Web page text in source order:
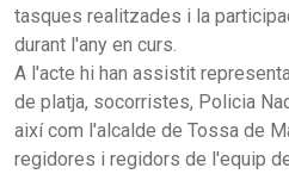
tasques realitzades i la
durant l'any en curs.
A l'acte hi han assistit
de platja, socorristes, Policia
així com l'alcalde de Tossa de
regidores i regidors de l'equip